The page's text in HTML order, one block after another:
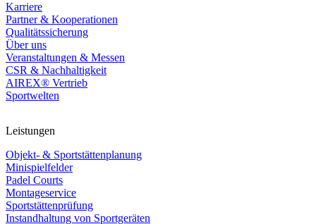
Karriere
Partner & Kooperationen
Qualitätssicherung
Über uns
Veranstaltungen & Messen
CSR & Nachhaltigkeit
AIREX® Vertrieb
Sportwelten
Leistungen
Objekt- & Sportstättenplanung
Minispielfelder
Padel Courts
Montageservice
Sportstättenprüfung
Instandhaltung von Sportgeräten